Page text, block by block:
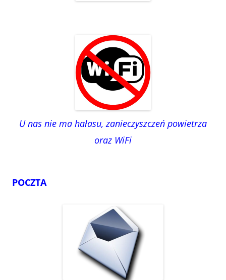
U nas nie ma hałasu, zanieczyszczeń powietrza
oraz WiFi
POCZTA